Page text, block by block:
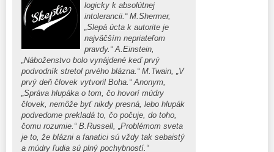
logicky k absolútnej
intolerancii.“ M.Shermer,
„Slepá úcta k autorite je
najväčším nepriateľom
pravdy.“ A.Einstein,
„Náboženstvo bolo vynájdené keď prvý
podvodník stretol prvého blázna.“ M.Twain, „V
prvý deň človek vytvoril Boha.“ Anonym,
„Správa hlupáka o tom, čo hovorí múdry
človek, nemôže byť nikdy presná, lebo hlupák
podvedome prekladá to, čo počuje, do toho,
čomu rozumie.“ B.Russell, „Problémom sveta
je to, že blázni a fanatici sú vždy tak sebaistý
a múdry ľudia sú plný pochybností.“